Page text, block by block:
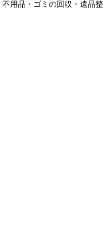
用品・ゴミの回収・遺品整